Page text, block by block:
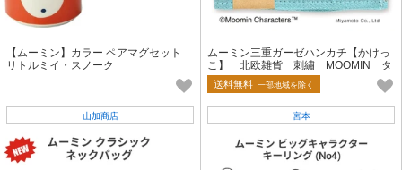
【ムーミン】カラー ペアマグセット
リトルミイ・スノーク
山加商店
ムーミン三重ガーゼハンカチ【かけっ
こ】 北欧雑貨 刺繡 MOOMIN タ
オル ハンカチ
送料無料 一部地域を除く
宮本